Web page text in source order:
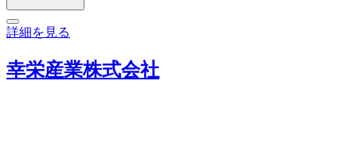
詳細を見る
幸栄産業株式会社